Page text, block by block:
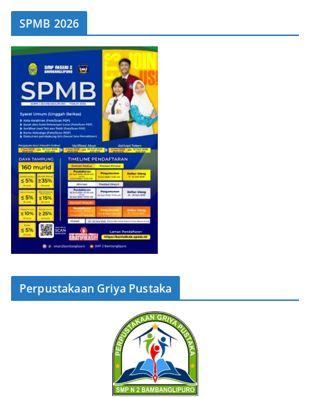
SPMB 2026
Perpustakaan Griya Pustaka